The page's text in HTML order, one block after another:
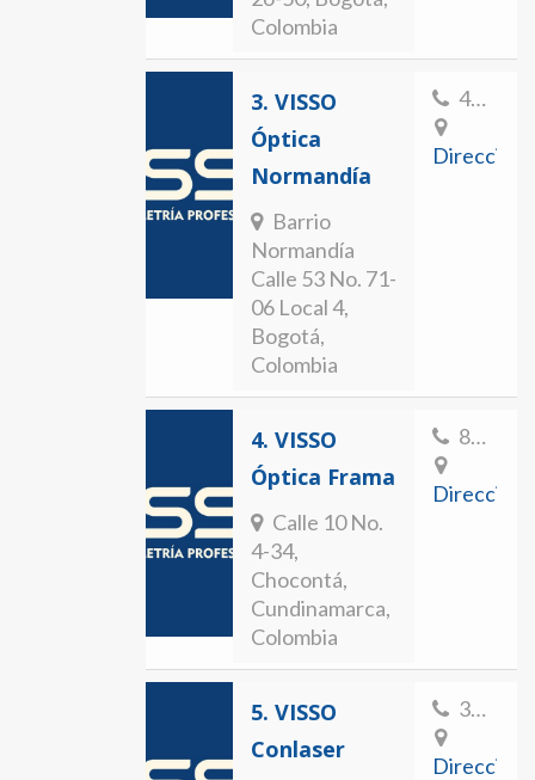
Colombia
3. VISSO
Óptica
Normandía
Barrio
Normandía
Calle 53 No. 71-
06 Local 4,
Bogotá,
Colombia
4124739
4. VISSO
Óptica Frama
Calle 10 No.
4-34,
Chocontá,
Cundinamarca,
Colombia
8562417
5. VISSO
Conlaser
3005600007